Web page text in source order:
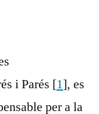
i Parés [1], es
per a la